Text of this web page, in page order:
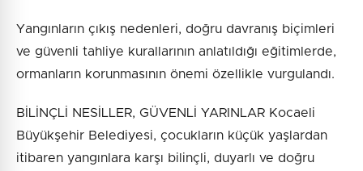
Yangınların çıkış nedenleri, doğru davranış biçimleri
ve güvenli tahliye kurallarının anlatıldığı eğitimlerde,
ormanların korunmasının önemi özellikle vurgulandı.
BİLİNÇLİ NESİLLER, GÜVENLİ YARINLAR Kocaeli
Büyükşehir Belediyesi, çocukların küçük yaşlardan
itibaren yangınlara karşı bilinçli, duyarlı ve doğru